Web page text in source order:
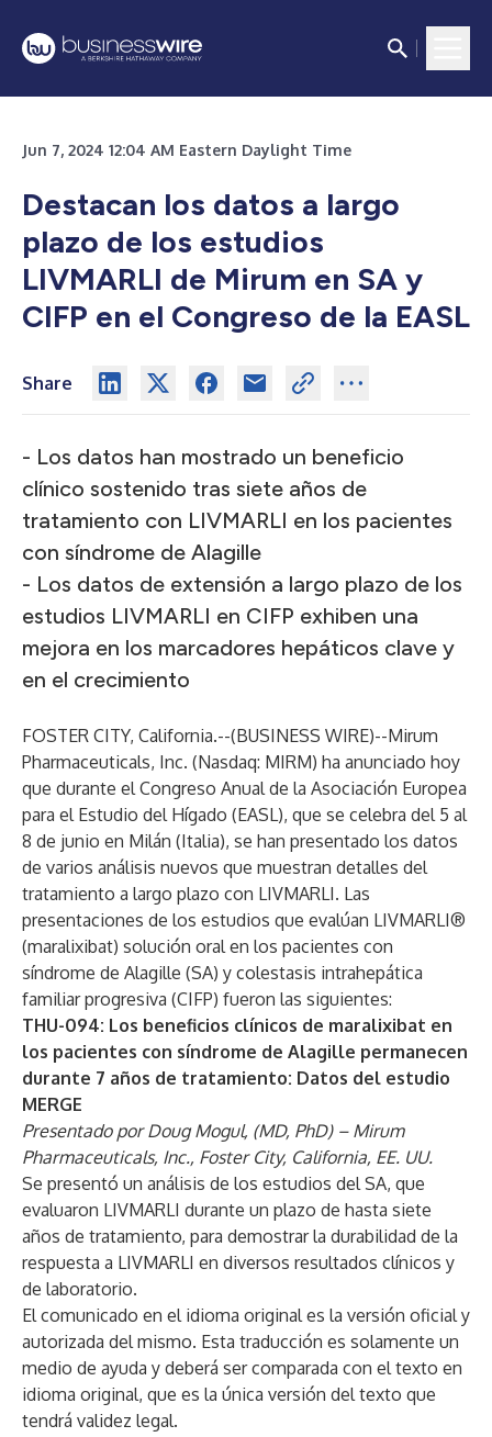
Jun 7, 2024 12:04 AM Eastern Daylight Time
Destacan los datos a largo
plazo de los estudios
LIVMARLI de Mirum en SA y
CIFP en el Congreso de la EASL
Share
- Los datos han mostrado un beneficio
clínico sostenido tras siete años de
tratamiento con LIVMARLI en los pacientes
con síndrome de Alagille
- Los datos de extensión a largo plazo de los
estudios LIVMARLI en CIFP exhiben una
mejora en los marcadores hepáticos clave y
en el crecimiento
FOSTER CITY, California.--(BUSINESS WIRE)--Mirum
Pharmaceuticals, Inc. (Nasdaq: MIRM) ha anunciado hoy
que durante el Congreso Anual de la Asociación Europea
para el Estudio del Hígado (EASL), que se celebra del 5 al
8 de junio en Milán (Italia), se han presentado los datos
de varios análisis nuevos que muestran detalles del
tratamiento a largo plazo con LIVMARLI. Las
presentaciones de los estudios que evalúan LIVMARLI®
(maralixibat) solución oral en los pacientes con
síndrome de Alagille (SA) y colestasis intrahepática
familiar progresiva (CIFP) fueron las siguientes:
THU-094: Los beneficios clínicos de maralixibat en
los pacientes con síndrome de Alagille permanecen
durante 7 años de tratamiento: Datos del estudio
MERGE
Presentado por Doug Mogul, (MD, PhD) – Mirum
Pharmaceuticals, Inc., Foster City, California, EE. UU.
Se presentó un análisis de los estudios del SA, que
evaluaron LIVMARLI durante un plazo de hasta siete
años de tratamiento, para demostrar la durabilidad de la
respuesta a LIVMARLI en diversos resultados clínicos y
de laboratorio.
El comunicado en el idioma original es la versión oficial y
autorizada del mismo. Esta traducción es solamente un
medio de ayuda y deberá ser comparada con el texto en
idioma original, que es la única versión del texto que
tendrá validez legal.